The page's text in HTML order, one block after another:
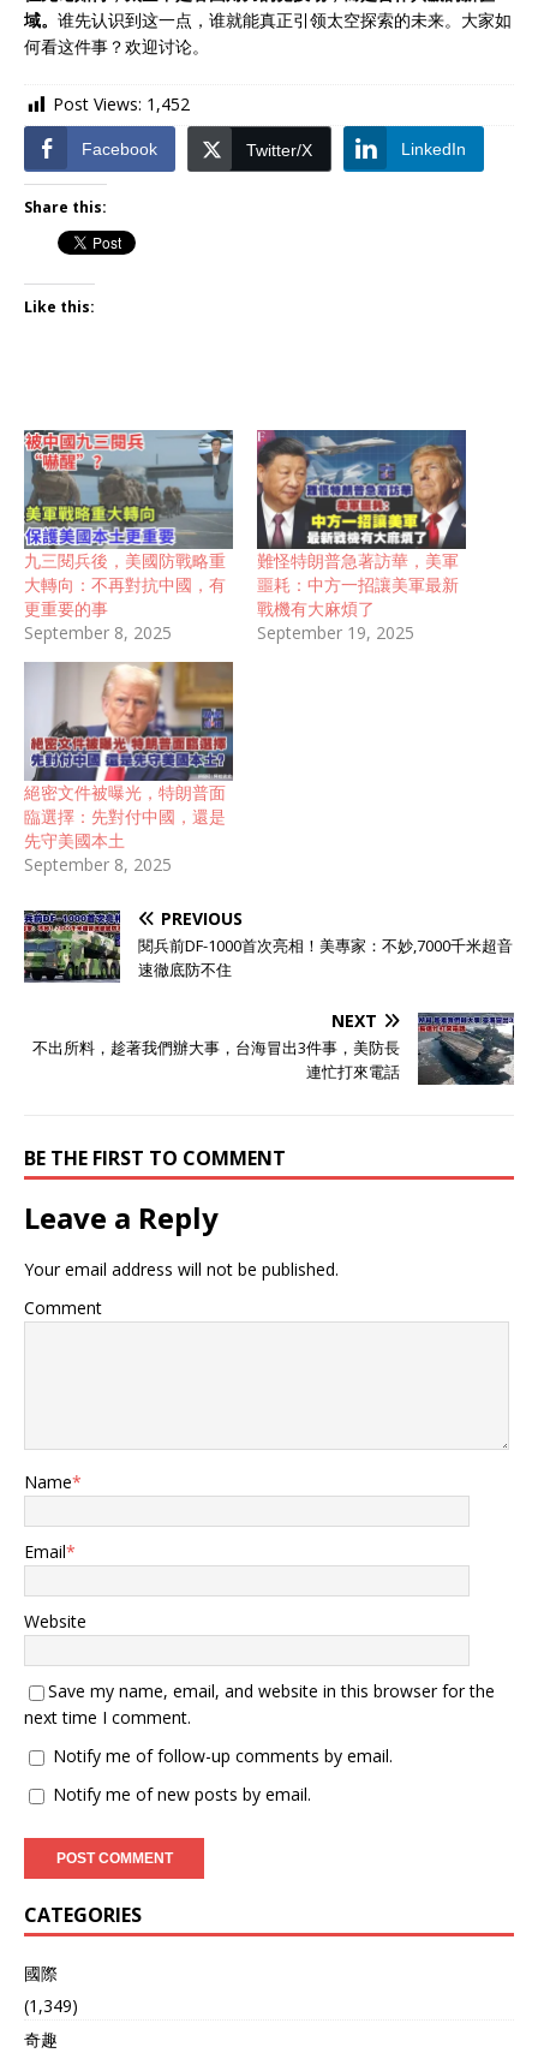
域。 谁先认识到这一点，谁就能真正引领太空探索的未来。大家如
何看这件事？欢迎讨论。
Post Views: 1,452
Facebook Twitter/X LinkedIn
Share this:
Like this:
九三閱兵後，美國防戰略重
大轉向：不再對抗中國，有
更重要的事
September 8, 2025
難怪特朗普急著訪華，美軍
噩耗：中方一招讓美軍最新
戰機有大麻煩了
September 19, 2025
絕密文件被曝光，特朗普面
臨選擇：先對付中國，還是
先守美國本土
September 8, 2025
PREVIOUS
閱兵前DF-1000首次亮相！美專家：不妙,7000千米超音
速徹底防不住
NEXT
不出所料，趁著我們辦大事，台海冒出3件事，美防長
連忙打來電話
BE THE FIRST TO COMMENT
Leave a Reply
Your email address will not be published.
Comment
Name*
Email*
Website
Save my name, email, and website in this browser for the
next time I comment.
Notify me of follow-up comments by email.
Notify me of new posts by email.
CATEGORIES
國際
(1,349)
奇趣